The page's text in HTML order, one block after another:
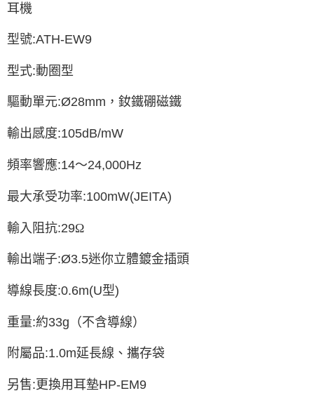
耳機
型號:ATH-EW9
型式:動圈型
驅動單元:Ø28mm ，釹鐵硼磁鐵
輸出感度:105dB/mW
頻率響應:14～24,000Hz
最大承受功率:100mW(JEITA)
輸入阻抗:29Ω
輸出端子:Ø3.5迷你立體鍍金插頭
導線長度:0.6m(U型)
重量:約33g （不含導線）
附屬品:1.0m延長線、攜存袋
另售:更換用耳墊HP-EM9